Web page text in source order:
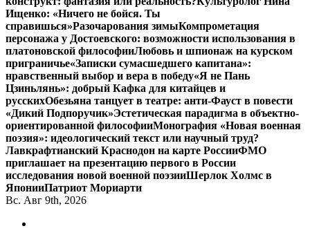
Ищенко: «Ничего не бойся. Ты
справишься»Разочарования зимыКомпрометация
персонажа у Достоевского: возможности использования в
платоновской философииЛюбовь и шпионаж на курском
приграничье«Записки сумасшедшего капитана»:
нравственный выбор и вера в победу«Я не Пань
Цзиньлянь»: добрый Кафка для китайцев и
русскихОбезьяна танцует в театре: анти-Фауст в повести
«Дикий Подпоручик»Эстетическая парадигма в объектно-
ориентированной философииМонография «Новая военная
поэзия»: идеологический текст или научный труд?
Лавкрафтианский Краснодон на карте РоссииФМО
приглашает на презентацию первого в России
исследования новой военной поэзииШерлок Холмс в
ЯпонииПатриот Мориарти
Вс. Авг 9th, 2026